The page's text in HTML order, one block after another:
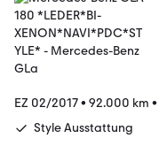
EZ 02/2017• 92.000 km •
Style Ausstattung